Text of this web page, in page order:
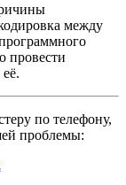
между
провести
по телефону,
проблемы: